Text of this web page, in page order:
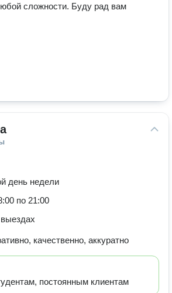
сложности. Буду рад вам
день недели
по 21:00
качественно, аккуратно
постоянным клиентам